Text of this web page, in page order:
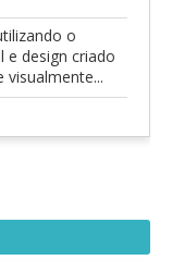
o
e design criado